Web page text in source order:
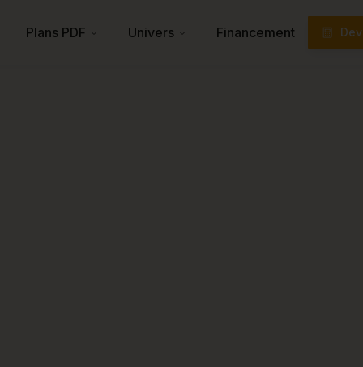
Plans PDF Univers Financement